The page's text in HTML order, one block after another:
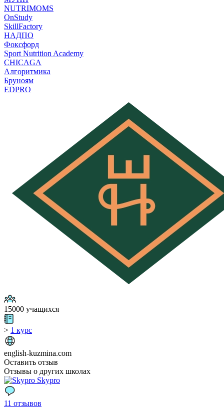
NUTRIMOMS
OnStudy
SkillFactory
НАДПО
Фоксфорд
Sport Nutrition Academy
CHICAGA
Алгоритмика
Бруноям
EDPRO
15000 учащихся
> 1 курс
english-kuzmina.com
Оставить отзыв
Отзывы о других школах
Skypro
11 отзывов